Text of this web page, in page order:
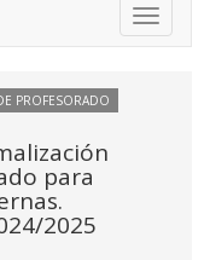
Toggle
PROFESORADO
para
2025